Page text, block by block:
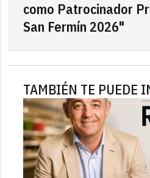
como Patrocinador
San Fermín 2026"
TAMBIÉN TE PUEDE